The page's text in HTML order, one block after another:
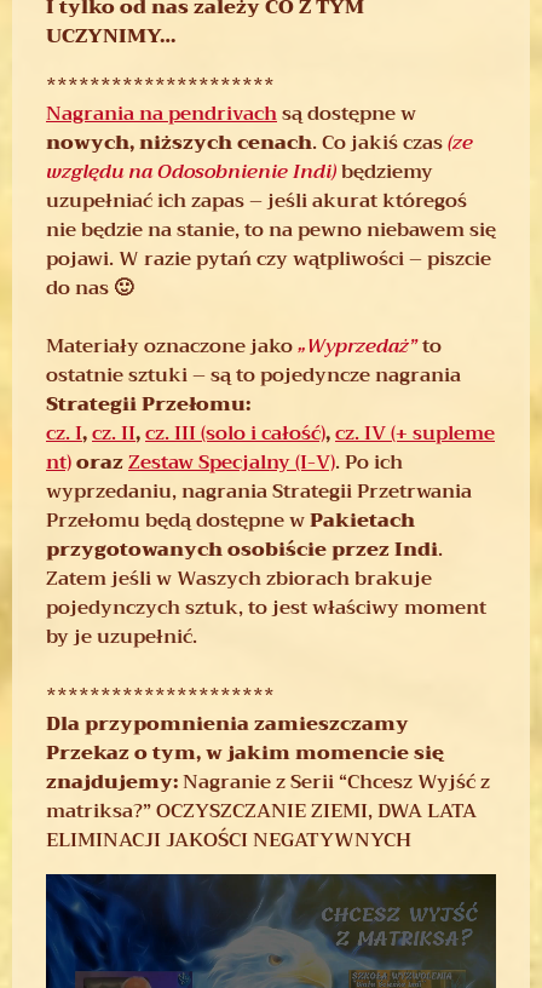
I tylko od nas zależy CO Z TYM
UCZYNIMY…
*********************
Nagrania na pendrivachsą dostępne w
nowych, niższych cenach. Co jakiś czas(ze
względu na Odosobnienie Indi)będziemy
uzupełniać ich zapas – jeśli akurat któregoś
nie będzie na stanie, to na pewno niebawem się
pojawi. W razie pytań czy wątpliwości – piszcie
do nas 🙂
Materiały oznaczone jako„Wyprzedaż”to
ostatnie sztuki – są to pojedyncze nagrania
Strategii Przełomu:
cz. I,cz. II,cz. III (solo i całość),cz. IV (+ supleme
nt)orazZestaw Specjalny (I-V). Po ich
wyprzedaniu, nagrania Strategii Przetrwania
Przełomu będą dostępne wPakietach
przygotowanych osobiście przez Indi.
Zatem jeśli w Waszych zbiorach brakuje
pojedynczych sztuk, to jest właściwy moment
by je uzupełnić.
*********************
Dla przypomnienia zamieszczamy
Przekaz o tym, w jakim momencie się
znajdujemy:Nagranie z Serii “Chcesz Wyjść z
matriksa?” OCZYSZCZANIE ZIEMI, DWA LATA
ELIMINACJI JAKOŚCI NEGATYWNYCH